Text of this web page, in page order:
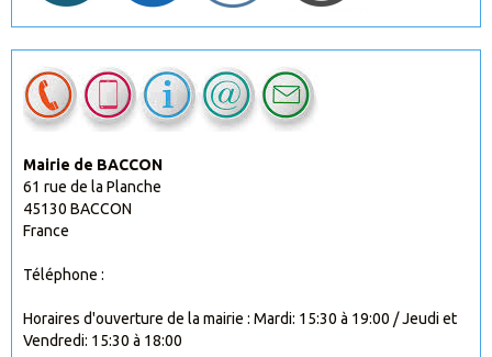
Mairie de BACCON
61 rue de la Planche
45130 BACCON
France
Téléphone :
Horaires d'ouverture de la mairie : Mardi: 15:30 à 19:00 / Jeudi et
Vendredi: 15:30 à 18:00